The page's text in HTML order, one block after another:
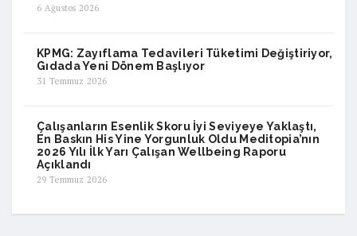
6 Ağustos 2026
KPMG: Zayıflama Tedavileri Tüketimi Değiştiriyor,
Gıdada Yeni Dönem Başlıyor
31 Temmuz 2026
Çalışanların Esenlik Skoru İyi Seviyeye Yaklaştı,
En Baskın His Yine Yorgunluk Oldu Meditopia’nın
2026 Yılı İlk Yarı Çalışan Wellbeing Raporu
Açıklandı
29 Temmuz 2026